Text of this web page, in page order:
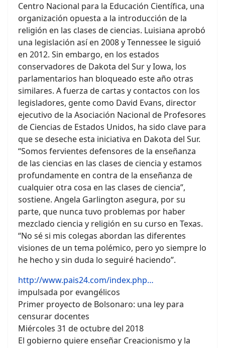
Centro Nacional para la Educación Científica, una
organización opuesta a la introducción de la
religión en las clases de ciencias. Luisiana aprobó
una legislación así en 2008 y Tennessee le siguió
en 2012. Sin embargo, en los estados
conservadores de Dakota del Sur y Iowa, los
parlamentarios han bloqueado este año otras
similares. A fuerza de cartas y contactos con los
legisladores, gente como David Evans, director
ejecutivo de la Asociación Nacional de Profesores
de Ciencias de Estados Unidos, ha sido clave para
que se deseche esta iniciativa en Dakota del Sur.
“Somos fervientes defensores de la enseñanza
de las ciencias en las clases de ciencia y estamos
profundamente en contra de la enseñanza de
cualquier otra cosa en las clases de ciencia”,
sostiene. Angela Garlington asegura, por su
parte, que nunca tuvo problemas por haber
mezclado ciencia y religión en su curso en Texas.
“No sé si mis colegas abordan las diferentes
visiones de un tema polémico, pero yo siempre lo
he hecho y sin duda lo seguiré haciendo”.
http://www.pais24.com/index.php…
impulsada por evangélicos
Primer proyecto de Bolsonaro: una ley para
censurar docentes
Miércoles 31 de octubre del 2018
El gobierno quiere enseñar Creacionismo y la